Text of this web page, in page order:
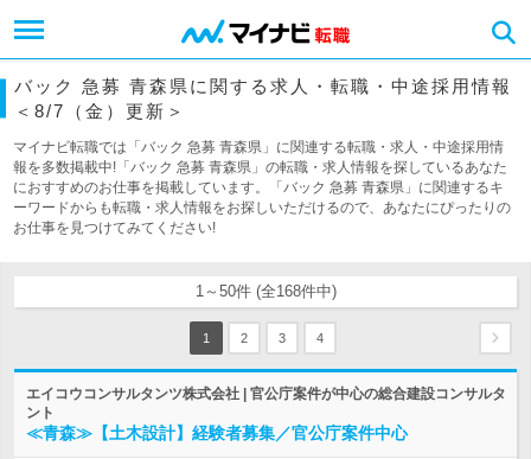
バック 急募 青森県に関する求人・転職・中途採用情報
＜8/7（金）更新＞
マイナビ転職では「バック 急募 青森県」に関連する転職・求人・中途採用情
報を多数掲載中!「バック 急募 青森県」の転職・求人情報を探しているあなた
におすすめのお仕事を掲載しています。「バック 急募 青森県」に関連するキ
ーワードからも転職・求人情報をお探しいただけるので、あなたにぴったりの
お仕事を見つけてみてください!
1～50件 (全168件中)
1 2 3 4
エイコウコンサルタンツ株式会社 | 官公庁案件が中心の総合建設コンサルタ
ント
≪青森≫【土木設計】経験者募集／官公庁案件中心